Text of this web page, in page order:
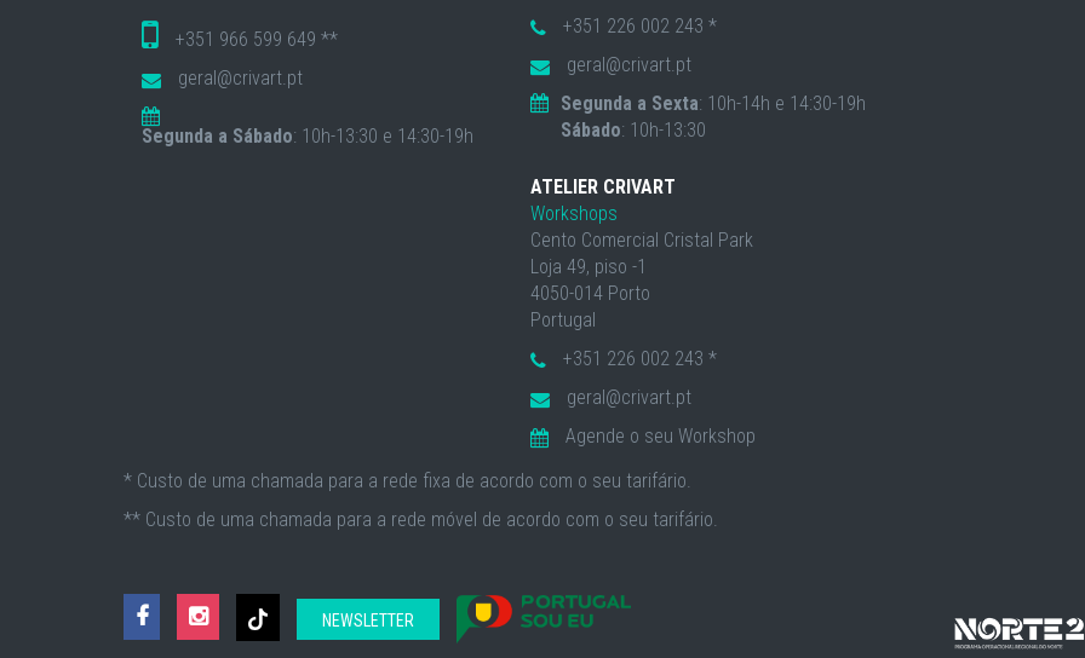
+351 966 599 649 **
geral@crivart.pt
Segunda a Sábado: 10h-13:30 e 14:30-19h
+351 226 002 243 *
geral@crivart.pt
Segunda a Sexta: 10h-14h e 14:30-19h
Sábado: 10h-13:30
ATELIER CRIVART
Workshops
Cento Comercial Cristal Park
Loja 49, piso -1
4050-014 Porto
Portugal
+351 226 002 243 *
geral@crivart.pt
Agende o seu Workshop
* Custo de uma chamada para a rede fixa de acordo com o seu tarifário.
** Custo de uma chamada para a rede móvel de acordo com o seu tarifário.
NEWSLETTER